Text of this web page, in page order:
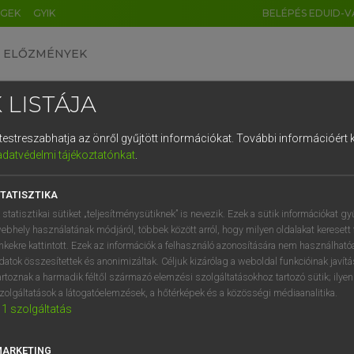
GYIK BELÉPÉS EDUID-
ELŐZMÉNYEK
egyetemes nagyszótár
VAN ELŐFIZETÉSED?
megtekintéséhez.
LISTÁJA
az önről gyűjtött információkat. További információért
tájékoztatónkat.
statisztikai sütiket „teljesítménysütiknek” is nevezik. Ezek a sütik információkat
használatának módjáról, többek között arról, hogy milyen oldalakat keresett
kattintott. Ezek az információk a felhasználó azonosítására nem
összesítettek és anonimizáltak. Céljuk kizárólag a weboldal funkcióinak
a harmadik féltől származó elemzési szolgáltatásokhoz tartozó sütik;
a látogatóelemzések, a hőtérképek és a közösségi médiaanalitika.
1 szolgáltatás
DE CN FR ES IT NL
1 2 3 4 5 6 7 8 9
q w e r t z u i
a s d f g h j k l é
í y x c v b n m , .